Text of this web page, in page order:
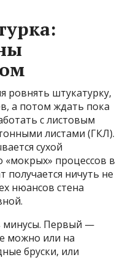
ровнять штукатурку,
а потом ждать пока
с листовым
листами (ГКЛ).
сухой
«мокрых» процессов в
получается ничуть не
нюансов стена
минусы. Первый —
можно или на
бруски, или